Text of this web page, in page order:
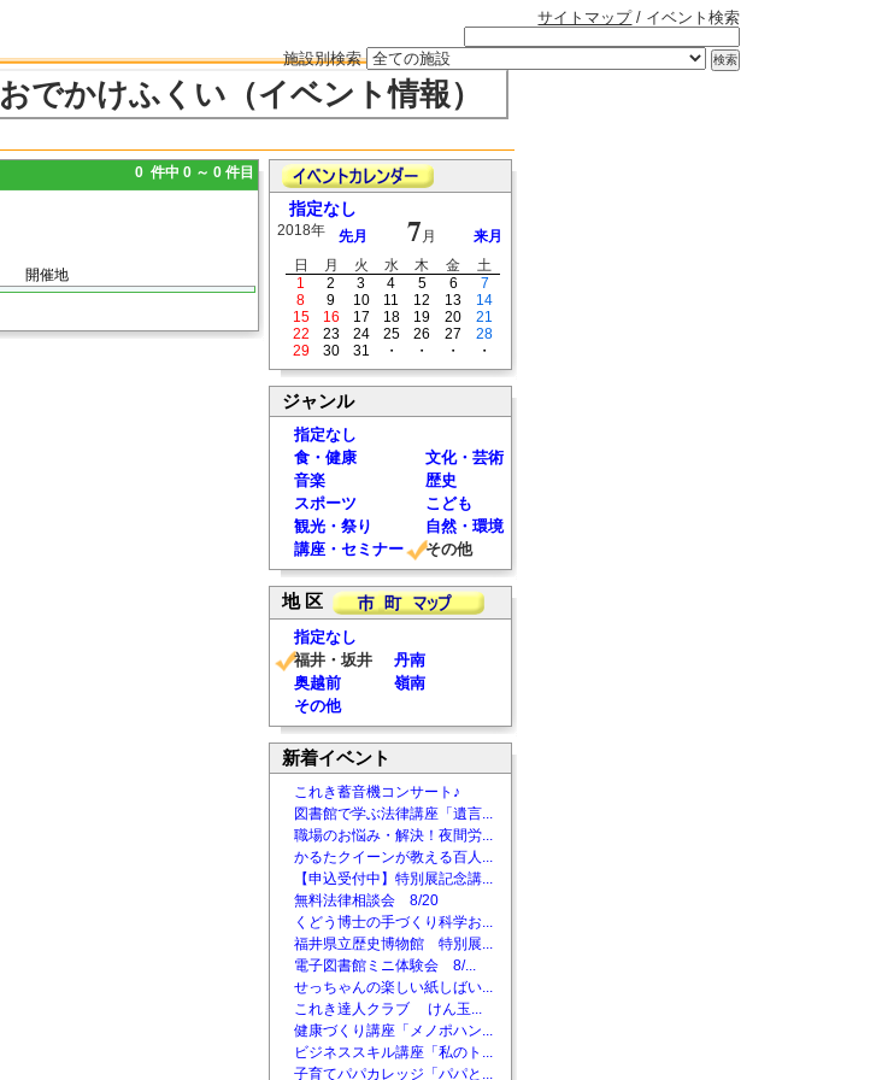
サイトマップ/ イベント検索
施設別検索
おでかけふくい（イベント情報）
0 件中 0 ～ 0 件目
開催地
指定なし
2018年 先月 7 月
来月
日
月 火 水 木 金
土
1
2 3 4 5 6
7
8
9 10 11 12 13
14
15
16 17 18 19 20
21
22
23 24 25 26 27
28
29
30 31 ・ ・ ・ ・
ジャンル
指定なし
食・健康
文化・芸術
音楽
歴史
スポーツ
こども
観光・祭り
自然・環境
講座・セミナー
その他
地 区
指定なし
福井・坂井
丹南
奥越前
嶺南
その他
新着イベント
これき蓄音機コンサート♪
図書館で学ぶ法律講座「遺言...
職場のお悩み・解決！夜間労...
かるたクイーンが教える百人...
【申込受付中】特別展記念講...
無料法律相談会 8/20
くどう博士の手づくり科学お...
福井県立歴史博物館 特別展...
電子図書館ミニ体験会 8/...
せっちゃんの楽しい紙しばい...
これき達人クラブ けん玉...
健康づくり講座「メノポハン...
ビジネススキル講座「私のト...
子育てパパカレッジ「パパと...